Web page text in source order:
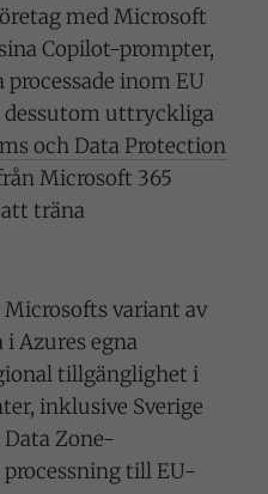
med Microsoft
Copilot-prompter,
inom EU
dessutom uttryckliga
och Data Protection
Microsoft 365
träna
Microsofts variant av
i Azures egna
tillgänglighet i
inklusive Sverige
Data Zone-
till EU-